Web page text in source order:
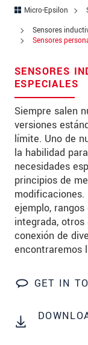
Micro-Epsilon
Sensores
Sensores
SENSORES
ESPECIALES
Siempre salen
versiones
límite. Uno de
la habilidad
necesidades
principios de
modificaciones.
ejemplo,
integrada,
conexión de
encontraremos
GET IN
Address
Zip code
City*
Country*
Telephone
E-Mail*
Message *
* Mandatory
SEND